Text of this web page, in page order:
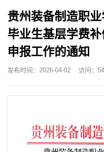
贵州装备制造职
毕业生基层学费
申报工作的通知
发布时间：2026-04-02 访问：